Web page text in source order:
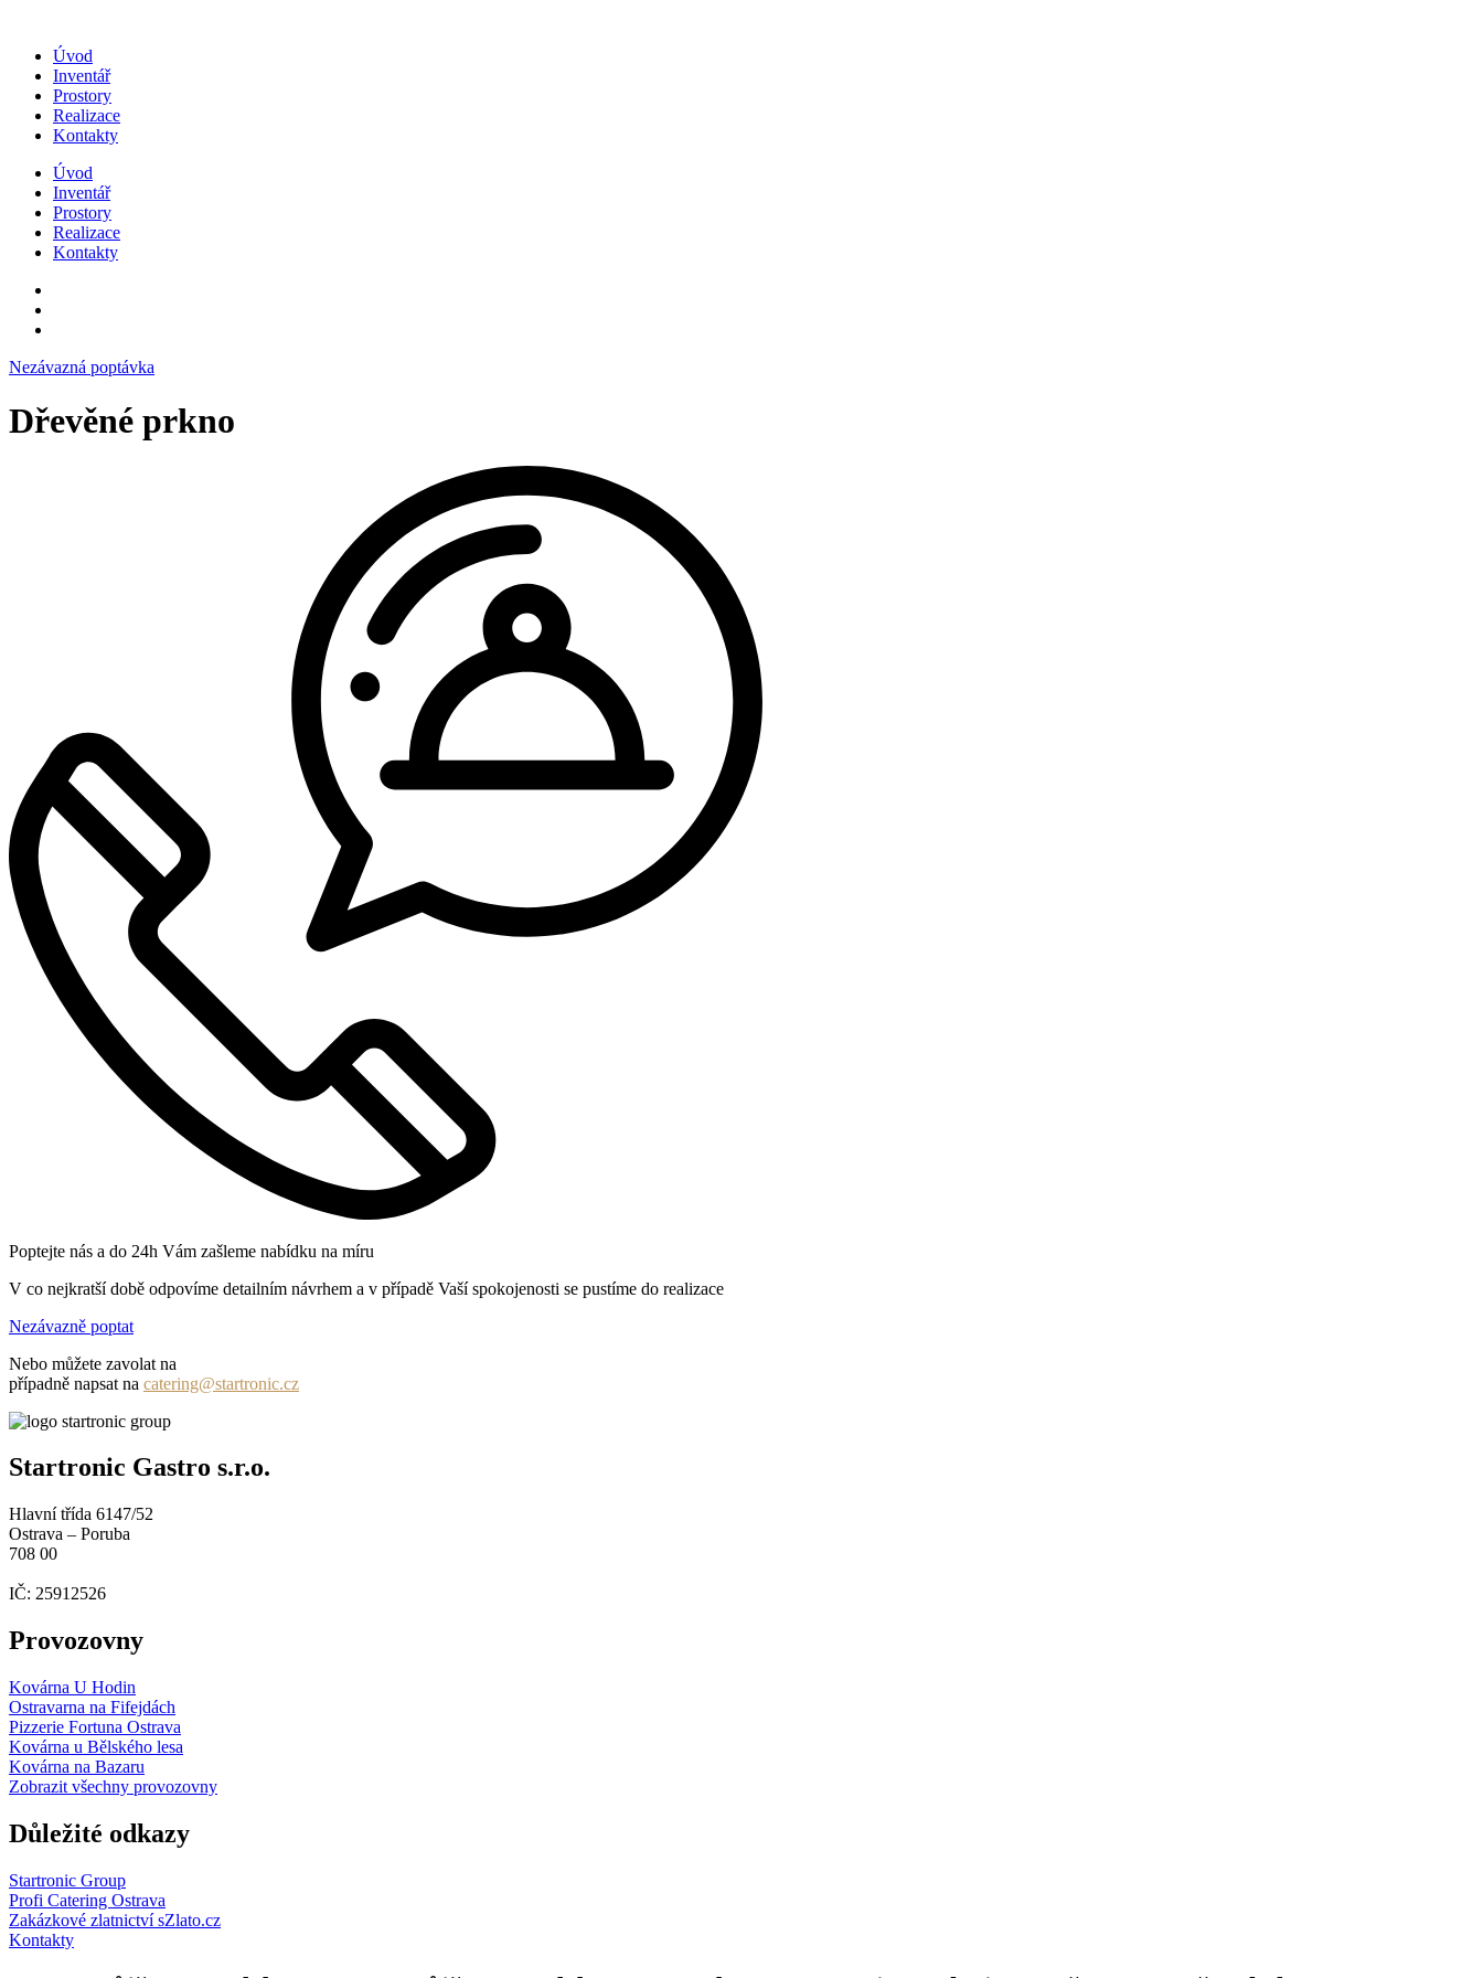
obsahuÚvod
Inventář
Prostory
Realizace
Kontakty
Úvod
Inventář
Prostory
Realizace
Kontakty
Nezávazná poptávka
Dřevěné prkno
Poptejte nás a do 24h Vám zašleme nabídku na míru
V co nejkratší době odpovíme detailním návrhem a v případě Vaší spokojenosti se pustíme do realizace
Nezávazně poptat
Nebo můžete zavolat na
případně napsat na catering@startronic.cz
Startronic Gastro s.r.o.
Hlavní třída 6147/52
Ostrava – Poruba
708 00
IČ: 25912526
Provozovny
Kovárna U Hodin
Ostravarna na Fifejdách
Pizzerie Fortuna Ostrava
Kovárna u Bělského lesa
Kovárna na Bazaru
Zobrazit všechny provozovny
Důležité odkazy
Startronic Group
Profi Catering Ostrava
Zakázkové zlatnictví sZlato.cz
Kontakty